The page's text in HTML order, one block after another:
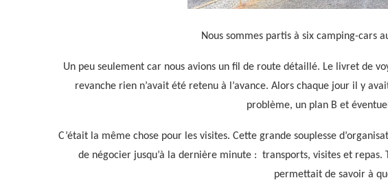
Nous sommes partis à six camping-cars
Un peu seulement car nous avions un fil de route détaillé. Le livret de
revanche rien n’avait été retenu à l’avance. Alors chaque jour il y
problème, un plan B et
C’était la même chose pour les visites. Cette grande souplesse
de négocier jusqu’à la dernière minute : transports, visites et
permettait de savoir à